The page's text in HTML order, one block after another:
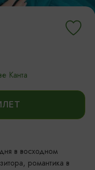
Канта
в восходном
романтика в